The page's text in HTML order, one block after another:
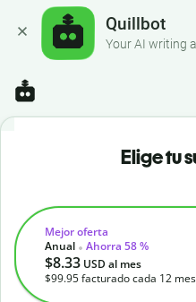
Quillbot
Your AI writing
Elige tu
Mejor oferta
Anual
Ahorra 58 %
$8.33 USD al mes
$99.95facturado cada 12